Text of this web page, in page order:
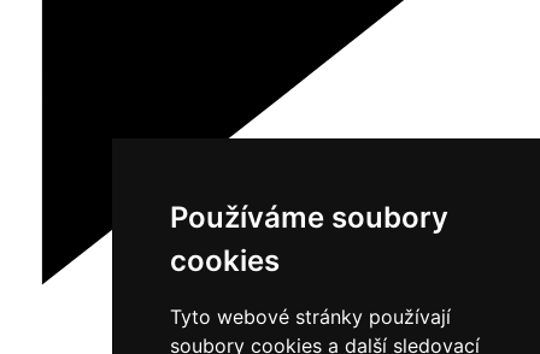
Používáme soubory
cookies
Tyto webové stránky používají
soubory cookies a další sledovací